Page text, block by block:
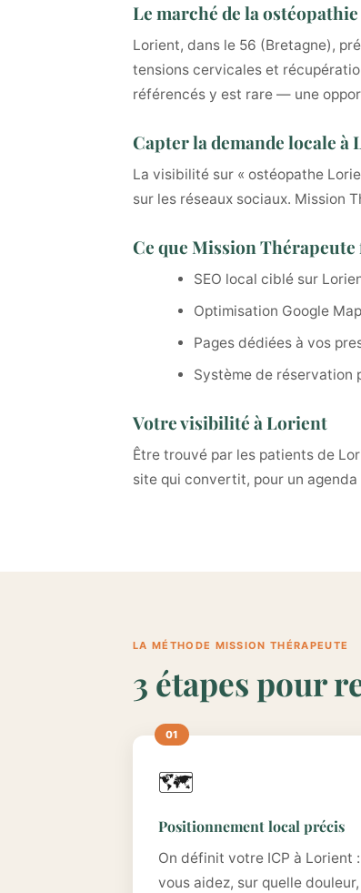
Le marché de la
Lorient, dans le 56 (Bretagne),
tensions cervicales et
référencés y est rare — une
Capter la demande locale à
La visibilité sur « ostéopathe
sur les réseaux sociaux. Mission
Ce que Mission
SEO local ciblé sur
Optimisation Google
Pages dédiées à vos
Système de réservation
Votre visibilité à Lorient
Être trouvé par les patients de
site qui convertit, pour un
LA MÉTHODE MISSION THÉRAPEUTE
3 étapes pour
🗺️
Positionnement local précis
On définit votre ICP à Lorient
vous aidez, sur quelle